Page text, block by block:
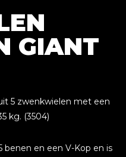
GIANT
5 zwenkwielen met een
kg. (3504)
benen en een V-Kop en is